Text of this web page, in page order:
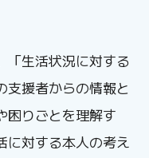
「生活状況に対する
支援者からの情報と
困りごとを理解す
に対する本人の考え